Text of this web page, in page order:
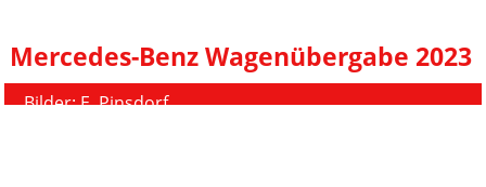
Mercedes-Benz Wagenübergabe 2023
Bilder: E. Pinsdorf